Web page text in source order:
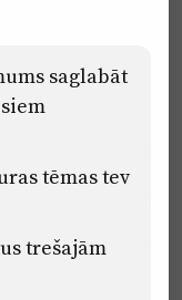
mehānisma plāna
digitālā
“Mediju nozares
pasākuma
kompetences un
Mediju nozares
CFLA/001).
saglabāt
tēmas tev
trešajām